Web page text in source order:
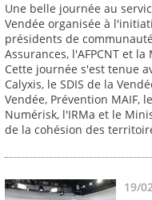
Une belle journée au
Vendée organisée à
présidents de
Assurances, l'AFPCNT et
Cette journée s'est tenue
Calyxis, le SDIS de la
Vendée, Prévention MAIF,
Numérisk, l'IRMa et le
de la cohésion des
19/